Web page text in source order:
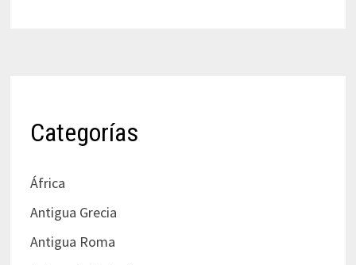
Categorías
África
Antigua Grecia
Antigua Roma